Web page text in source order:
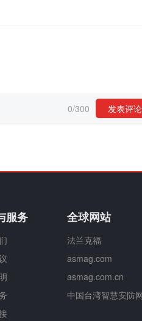
0/300 发表评论
服务 全球网站
法兰克福
asmag.com
asmag.com.cn
中国台湾智慧安防